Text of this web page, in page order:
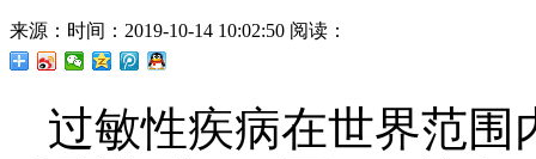
来源： 时间：2019-10-14 10:02:50 阅读：
过敏性疾病在世界范围